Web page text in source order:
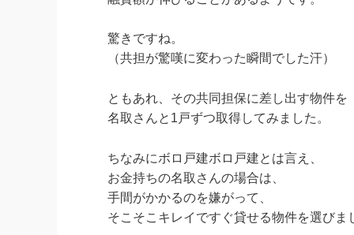
驚きですね。
（共担が驚嘆に変わった瞬間でした汗）
ともあれ、その共同担保に差し出す物件を
名取さんと1戸ずつ取得してみました。
ちなみにボロ戸建ボロ戸建とは言え、
お金持ちの名取さんの場合は、
手間がかかるのを嫌がって、
そこそこキレイですぐ貸せる物件を選びま